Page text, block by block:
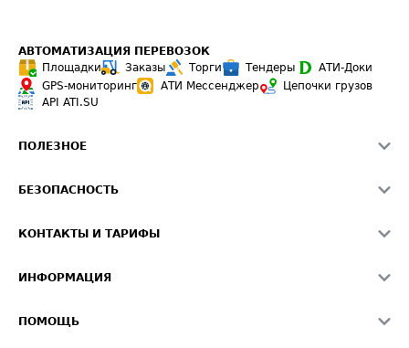
АВТОМАТИЗАЦИЯ ПЕРЕВОЗОК
Площадки
Заказы Торги Тендеры
АТИ-Доки
GPS-мониторинг
АТИ Мессенджер
Цепочки грузов
API ATI.SU
ПОЛЕЗНОЕ
Звезды ATI.SU на вашем сайте
Средние ставки
БЕЗОПАСНОСТЬ
Светофор+
О формировании Паспорта
КОНТАКТЫ И ТАРИФЫ
Реклама на сайте
ИНФОРМАЦИЯ
ПОМОЩЬ